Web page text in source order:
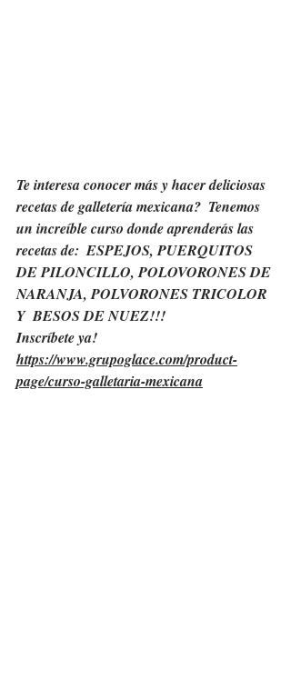
Te interesa conocer más y hacer deliciosas
recetas de galletería mexicana?  Tenemos
un increíble curso donde aprenderás las
recetas de:  ESPEJOS, PUERQUITOS
DE PILONCILLO, POLOVORONES DE
NARANJA, POLVORONES TRICOLOR
Y  BESOS DE NUEZ!!!
Inscríbete ya!
https://www.grupoglace.com/product-
page/curso-galletaria-mexicana